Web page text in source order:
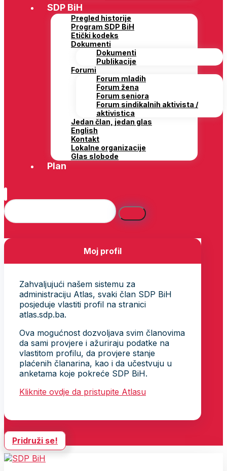
SDP BiH
Pregled historije
Program SDP BiH
Etički kodeks
Dokumenti
Dokumenti
Publikacije
Forumi
Forum mladih
Forum žena
Forum seniora
Forum sindikalnih aktivista /
aktivistica
Jedan član, jedan glas
English
Kontakt
Lokalne organizacije
Glas slobode
Plan
Moj profil
Zahvaljujući našem sistemu za
administraciju Atlas, svaki član SDP BiH
posjeduje vlastiti profil na stranici
atlas.sdp.ba.
Ova mogućnost dozvoljava svim članovima
da sami provjere i ažuriraju podatke na
vlastitom profilu, da provjere stanje
plaćenih članarina, kao i da učestvuju u
anketama koje pokreće SDP BiH.
Kliknite ovdje da pristupite Atlasu
Pridruži se!